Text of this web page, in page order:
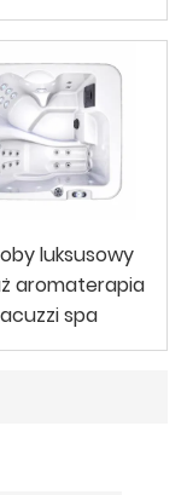
luksusowy
aromaterapia
spa